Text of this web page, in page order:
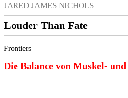
JARED JAMES NICHOLS
Louder Than Fate
Frontiers
Die Balance von Muskel-